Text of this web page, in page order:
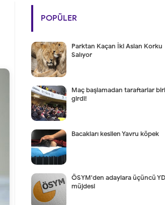
POPÜLER
Parktan Kaçan İki Aslan Korku
Salıyor
Maç başlamadan taraftarlar
girdi!
Bacakları kesilen Yavru köpek
ÖSYM'den adaylara üçüncü
müjdesi